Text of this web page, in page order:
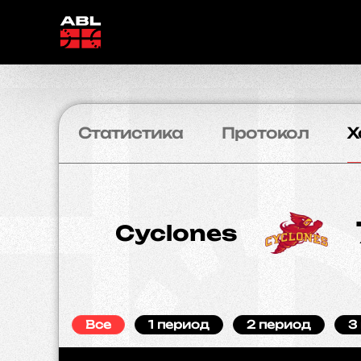
Статистика Протокол
Cyclones
Все 1 период 2 период 3